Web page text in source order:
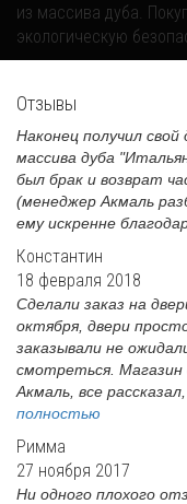
из массива дуба.
экологическую
Отзывы
Наконец получил свой
массива дуба
был брак и возврат
(менеджер Акмаль
ему искренне
Константин
18 февраля 2018
Сделали заказ на
октября, двери
заказывали не
смотреться. Магазин
Акмаль, все
полностью
Римма
27 ноября 2017
Ни одного плохого